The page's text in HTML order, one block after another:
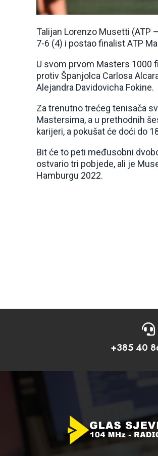
Talijan Lorenzo Musetti (ATP
7-6 (4) i postao finalist ATP
U svom prvom Masters 1000
protiv Španjolca Carlosa
Alejandra Davidovicha Fokine.
Za trenutno trećeg tenisača
Mastersima, a u prethodnih
karijeri, a pokušat će doći do
Bit će to peti međusobni
ostvario tri pobjede, ali je
Hamburgu 2022.

+385 40